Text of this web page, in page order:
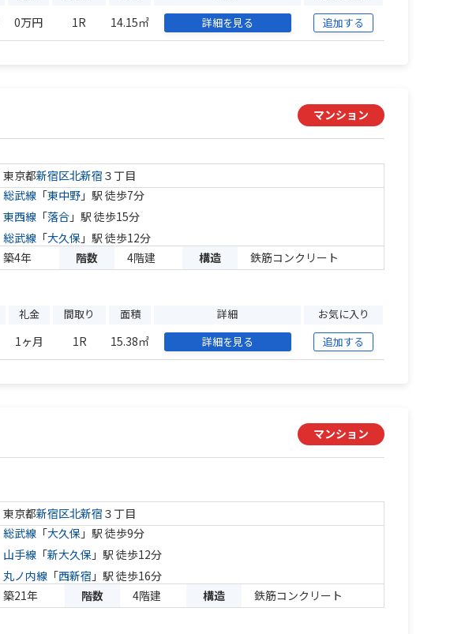
0万円 1R 14.15㎡ 詳細を見る 追加する
マンション
東京都新宿区北新宿 ３丁目
総武線 「東中野 」駅 徒歩7分
東西線 「落合 」駅 徒歩15分
総武線 「大久保 」駅 徒歩12分
築4年 階数 4階建 構造 鉄筋コンクリート
礼金 間取り 面積 詳細 お気に入り
1ヶ月 1R 15.38㎡ 詳細を見る 追加する
マンション
東京都新宿区北新宿 ３丁目
総武線 「大久保 」駅 徒歩9分
山手線 「新大久保 」駅 徒歩12分
丸ノ内線 「西新宿 」駅 徒歩16分
築21年 階数 4階建 構造 鉄筋コンクリート